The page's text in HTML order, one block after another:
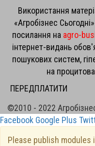
Використання
«Агробізнес
посилання на agro-
інтернет-видань
пошукових систем,
на
ПЕРЕДПЛАТИТИ
©2010 - 2022
Facebook Google Plus
Please publish modules